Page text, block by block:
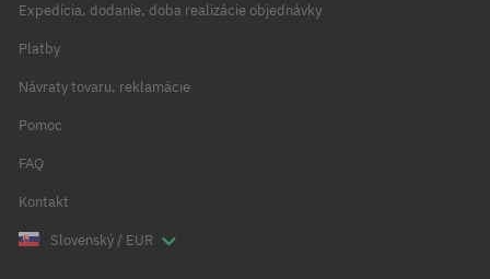
Expedícia, dodanie, doba realizácie objednávky
Platby
Návraty tovaru, reklamácie
Pomoc
FAQ
Kontakt
Slovenský / EUR